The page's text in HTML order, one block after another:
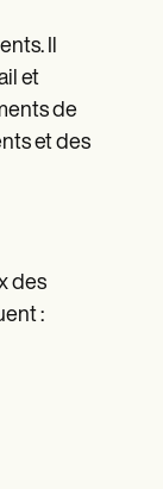
Il
et
de
et des
des
: